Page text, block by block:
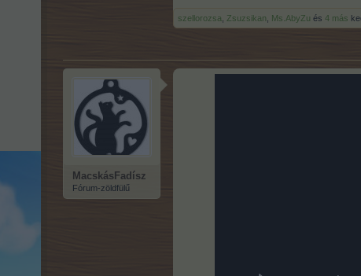
szellorozsa Zsuzsikan Ms.AbyZu és 4 más
MacskásFadísz
Fórum-zöldfülű